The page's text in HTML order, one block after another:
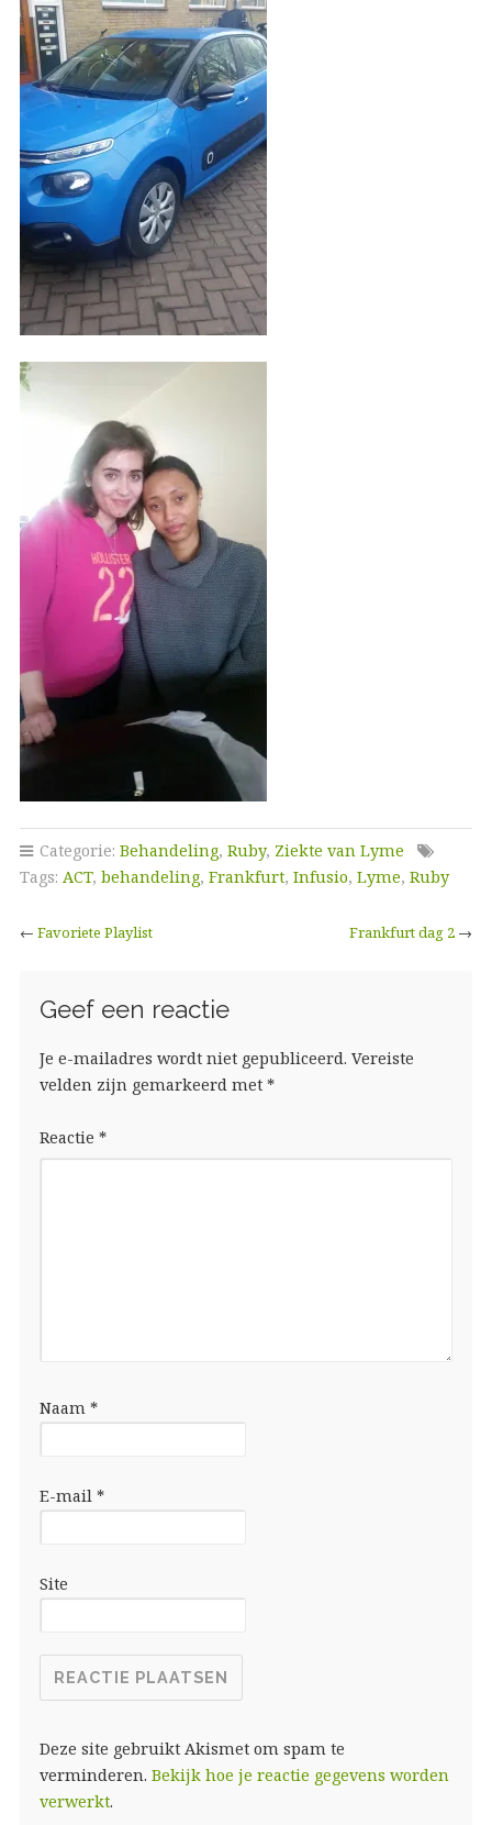
Categorie: Behandeling, Ruby, Ziekte van Lyme
Tags: ACT, behandeling, Frankfurt, Infusio, Lyme, Ruby
← Favoriete Playlist Frankfurt dag 2 →
Geef een reactie
Je e-mailadres wordt niet gepubliceerd. Vereiste
velden zijn gemarkeerd met *
Reactie *
Naam *
E-mail *
Site
Deze site gebruikt Akismet om spam te
verminderen. Bekijk hoe je reactie gegevens worden
verwerkt.